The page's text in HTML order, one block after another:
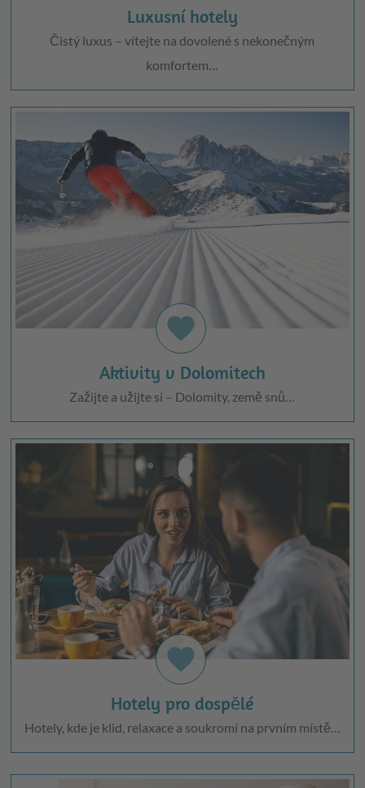
Luxusní hotely
Čistý luxus – vítejte na dovolené s nekonečným
komfortem…
favorite
Aktivity v Dolomitech
Zažijte a užijte si – Dolomity, země snů…
favorite
Hotely pro dospělé
Hotely, kde je klid, relaxace a soukromí na prvním místě…